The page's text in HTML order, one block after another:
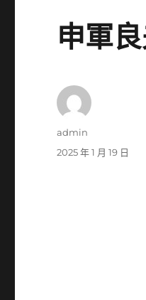
申軍
作
admin
發
2025 年 1 月 19 日